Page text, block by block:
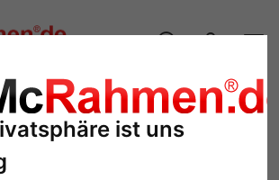
ist uns
Cliprahmen
59,4 x 84,1 cm (A1)